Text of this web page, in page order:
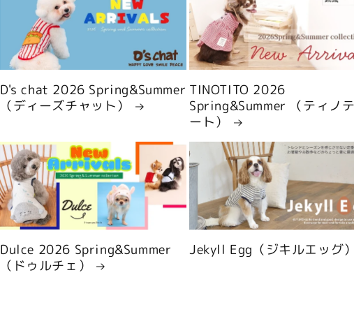
D's chat 2026 Spring&Summer
（ディーズチャット）
TINOTITO 2026
Spring&Summer （ティノ
ート）
Dulce 2026 Spring&Summer
（ドゥルチェ）
Jekyll Egg（ジキルエッグ